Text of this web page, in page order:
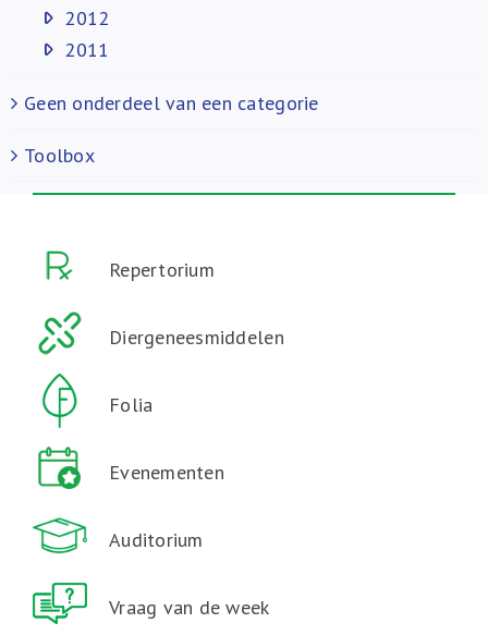
2012
2011
Geen onderdeel van een categorie
Toolbox
Repertorium
Diergeneesmiddelen
Folia
Evenementen
Auditorium
Vraag van de week